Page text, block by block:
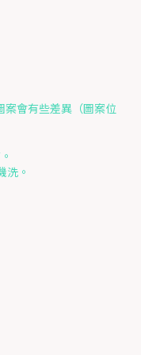
案會有些差異（圖案位
洗。